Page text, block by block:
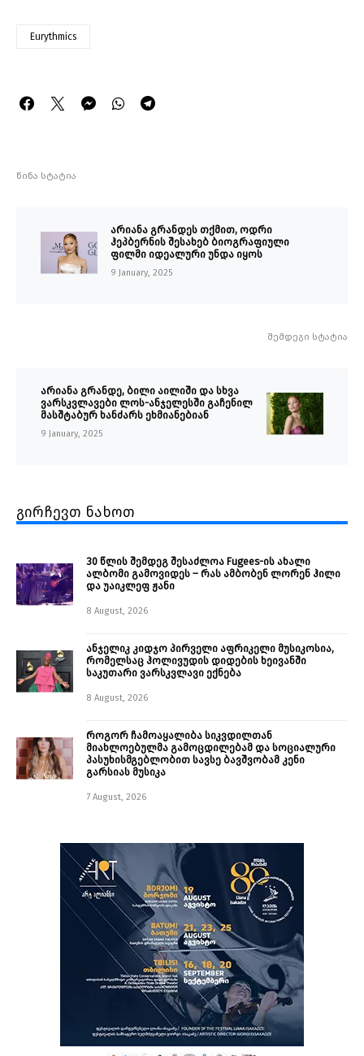
Eurythmics
წინა სტატია
არიანა გრანდეს თქმით, ოდრი
ჰეპბერნის შესახებ ბიოგრაფიული
ფილმი იდეალური უნდა იყოს
9 January, 2025
შემდეგი სტატია
არიანა გრანდე, ბილი აილიში და სხვა
ვარსკვლავები ლოს-ანჯელესში გაჩენილ
მასშტაბურ ხანძარს ეხმიანებიან
9 January, 2025
გირჩევთ ნახოთ
30 წლის შემდეგ შესაძლოა Fugees-ის ახალი
ალბომი გამოვიდეს – რას ამბობენ ლორენ ჰილი
და უაიკლეფ ჟანი
8 August, 2026
ანჯელიკ კიდჯო პირველი აფრიკელი მუსიკოსია,
რომელსაც ჰოლივუდის დიდების ხეივანში
საკუთარი ვარსკვლავი ექნება
8 August, 2026
როგორ ჩამოაყალიბა სიკვდილთან
მიახლოებულმა გამოცდილებამ და სოციალური
პასუხისმგებლობით სავსე ბავშვობამ კენი
გარსიას მუსიკა
7 August, 2026